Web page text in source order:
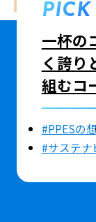
一杯の
く誇り
組むコ
#PPESの
#サステナ